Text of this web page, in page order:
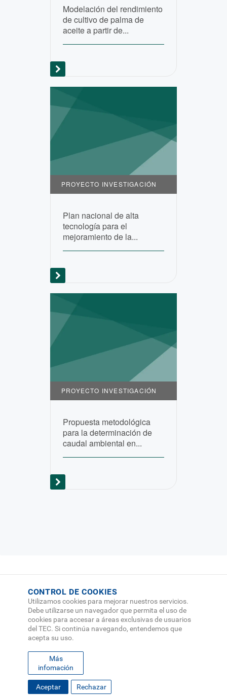
Modelación del rendimiento
de cultivo de palma de
aceite a partir de...
PROYECTO INVESTIGACIÓN
Plan nacional de alta
tecnología para el
mejoramiento de la...
PROYECTO INVESTIGACIÓN
Propuesta metodológica
para la determinación de
caudal ambiental en...
Desplace hacia abajo
FOOTERMAPA DEL SITIO DIRECTORIO
CONTROL DE COOKIES
Utilizamos cookies para mejorar nuestros servicios.
Debe utilizarse un navegador que permita el uso de
cookies para accesar a áreas exclusivas de usuarios
del TEC. Si continúa navegando, entendemos que
acepta su uso.
Más
infomación
Aceptar Rechazar